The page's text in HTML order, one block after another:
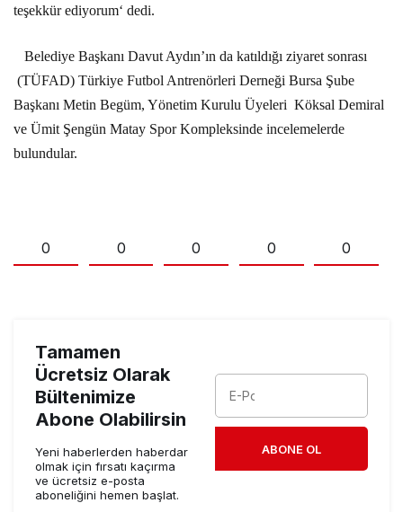
teşekkür ediyorum‘ dedi.
Belediye Başkanı Davut Aydın’ın da katıldığı ziyaret sonrası
(TÜFAD) Türkiye Futbol Antrenörleri Derneği Bursa Şube
Başkanı Metin Begüm, Yönetim Kurulu Üyeleri Köksal Demiral
ve Ümit Şengün Matay Spor Kompleksinde incelemelerde
bulundular.
0 0 0 0 0
Tamamen
Ücretsiz Olarak
Bültenimize
Abone Olabilirsin
Yeni haberlerden haberdar
olmak için fırsatı kaçırma
ve ücretsiz e-posta
aboneliğini hemen başlat.
ABONE OL